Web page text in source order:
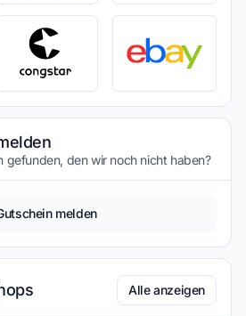
gefunden, den wir noch nicht haben?
melden
Alle anzeigen